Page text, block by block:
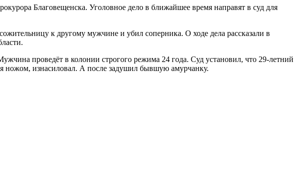
Благовещенска. Уголовное дело в ближайшее время направят в суд для
к другому мужчине и убил соперника. О ходе дела рассказали в
проведёт в колонии строгого режима 24 года. Суд установил, что 29-летний
ножом, изнасиловал. А после задушил бывшую амурчанку.